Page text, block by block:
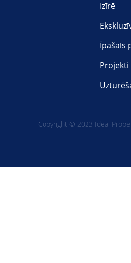
Izīrē
Īpašais
Projekti
Copyright © 2023 Ideal